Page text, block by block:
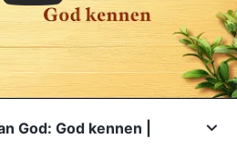
God: God kennen |